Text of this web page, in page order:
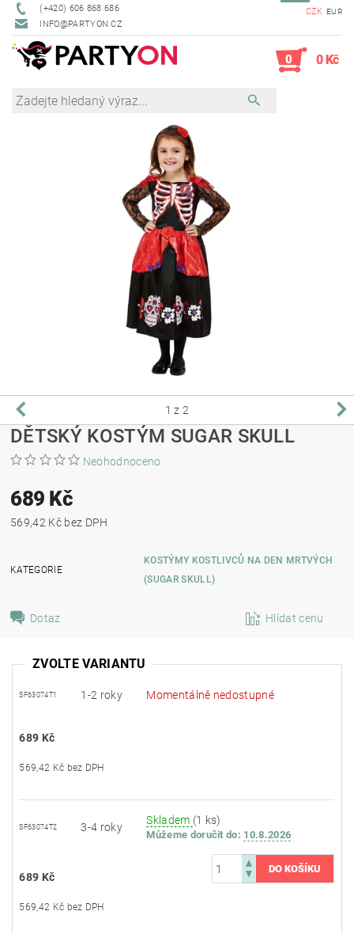
(+420) 606 868 686
INFO@PARTYON.CZ
CZK EUR
0 0 Kč
1 z 2
DĚTSKÝ KOSTÝM SUGAR SKULL
Neohodnoceno
689 Kč
569,42 Kč bez DPH
KATEGORIE
KOSTÝMY KOSTLIVCŮ NA DEN MRTVÝCH
(SUGAR SKULL)
Dotaz Hlídat cenu
ZVOLTE VARIANTU
SF63074T1 1-2 roky Momentálně nedostupné
689 Kč
569,42 Kč bez DPH
SF63074T2 3-4 roky
Skladem (1 ks)
Můžeme doručit do: 10.8.2026
689 Kč
569,42 Kč bez DPH